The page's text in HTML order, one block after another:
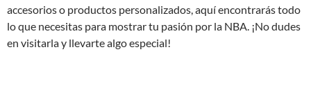
accesorios o productos personalizados, aquí encontrarás todo
lo que necesitas para mostrar tu pasión por la NBA. ¡No dudes
en visitarla y llevarte algo especial!